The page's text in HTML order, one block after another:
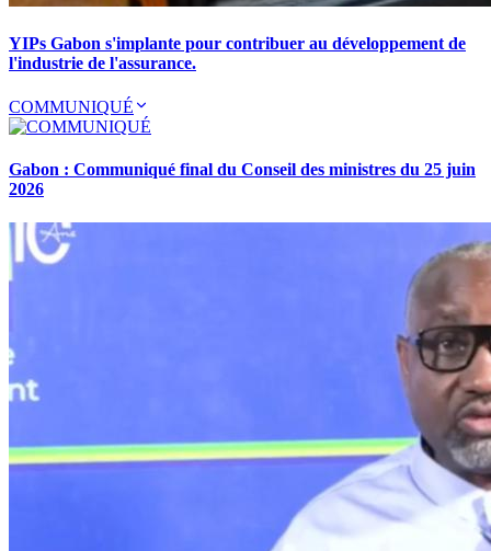
YIPs Gabon s'implante pour contribuer au développement de
l'industrie de l'assurance.
COMMUNIQUÉ
Gabon : Communiqué final du Conseil des ministres du 25 juin
2026